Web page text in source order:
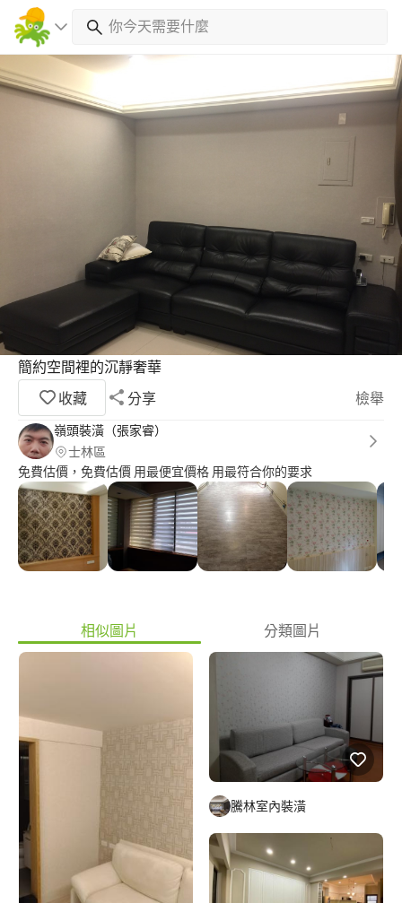
簡約空間裡的沉靜奢華
收藏
分享 檢舉
嶺頭裝潢（張家睿）
士林區
免費估價，免費估價 用最便宜價格 用最符合你的要求
相似圖片 分類圖片
騰林室內裝潢